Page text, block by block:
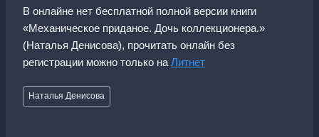
В онлайне нет бесплатной полной версии книги
«Механическое приданое. Дочь коллекционера.»
(Наталья Денисова), прочитать онлайн без
регистрации можно только на Литнет
Метки
записи:
Наталья Денисова